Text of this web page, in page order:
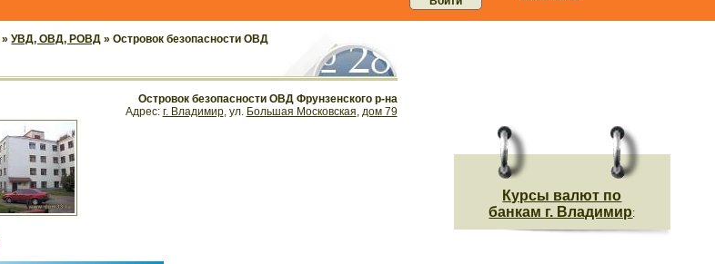
»УВД, ОВД, РОВД » Островок безопасности ОВД
Островок безопасности ОВД Фрунзенского р-на
Адрес: г. Владимир, ул. Большая Московская, дом 79
Курсы валют по
банкам г. Владимир: